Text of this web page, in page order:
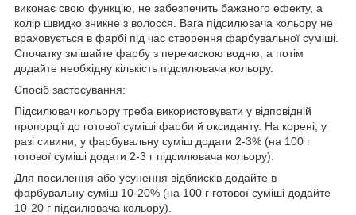
виконає свою функцію, не забезпечить бажаного ефекту, а
колір швидко зникне з волосся. Вага підсилювача кольору не
враховується в фарбі під час створення фарбувальної суміші.
Спочатку змішайте фарбу з перекискою водню, а потім
додайте необхідну кількість підсилювача кольору.
Спосіб застосування:
Підсилювач кольору треба використовувати у відповідній
пропорції до готової суміші фарби й оксиданту. На корені, у
разі сивини, у фарбувальну суміш додати 2-3% (на 100 г
готової суміші додати 2-3 г підсилювача кольору).
Для посилення або усунення відблисків додайте в
фарбувальну суміш 10-20% (на 100 г готової суміші додайте
10-20 г підсилювача кольору).